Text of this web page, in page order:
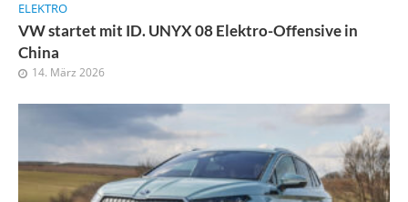
ELEKTRO
VW startet mit ID. UNYX 08 Elektro-Offensive in
China
14. März 2026